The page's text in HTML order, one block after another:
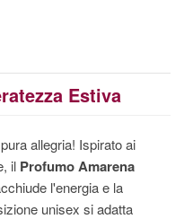
Estiva
allegria! Ispirato ai
il Profumo Amarena
l'energia e la
unisex si adatta